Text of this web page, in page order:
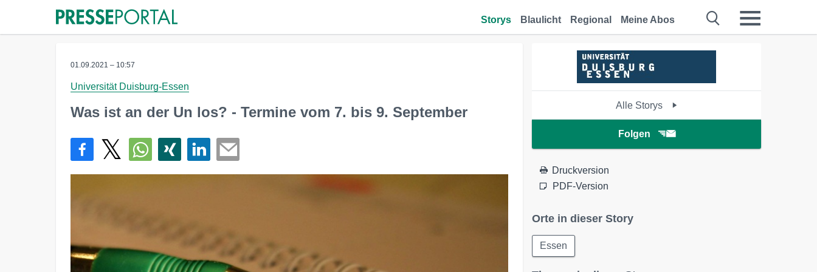
Storys Blaulicht Regional Meine Abos
01.09.2021 – 10:57
Universität Duisburg-Essen
Was ist an der Un los? - Termine vom 7. bis 9. September Alle Storys
Folgen
Druckversion
PDF-Version
Orte in dieser Story
Essen